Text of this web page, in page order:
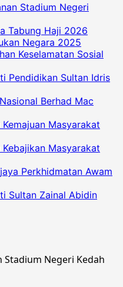
Stadium Negeri
Tabung Haji 2026
Negara 2025
Keselamatan Sosial
Pendidikan Sultan Idris
Berhad Mac
Masyarakat
Masyarakat
Perkhidmatan Awam
Sultan Zainal Abidin